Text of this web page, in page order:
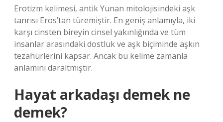
Erotizm kelimesi, antik Yunan mitolojisindeki aşk
tanrısı Eros’tan türemiştir. En geniş anlamıyla, iki
karşı cinsten bireyin cinsel yakınlığında ve tüm
insanlar arasındaki dostluk ve aşk biçiminde aşkın
tezahürlerini kapsar. Ancak bu kelime zamanla
anlamını daraltmıştır.
Hayat arkadaşı demek ne
demek?